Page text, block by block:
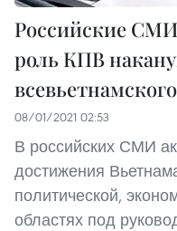
Российские
роль КПВ
08/01/2021 02:53
В российских СМИ
достижения
политической,
областях под